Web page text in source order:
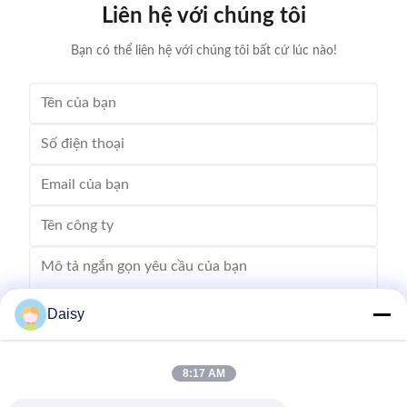
Liên hệ với chúng tôi
Bạn có thể liên hệ với chúng tôi bất cứ lúc nào!
Gửi
Daisy
8:17 AM